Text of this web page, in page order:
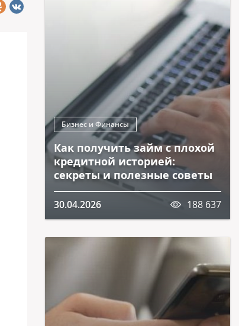
Бизнес и Финансы
Как получить займ с плохой
кредитной историей:
секреты и полезные советы
30.04.2026 188 637